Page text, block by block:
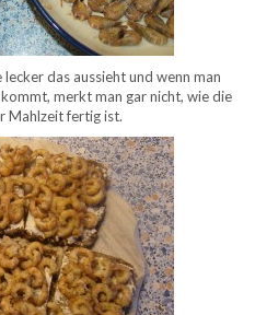
das aussieht und wenn man
merkt man gar nicht, wie die
Mahlzeit fertig ist.